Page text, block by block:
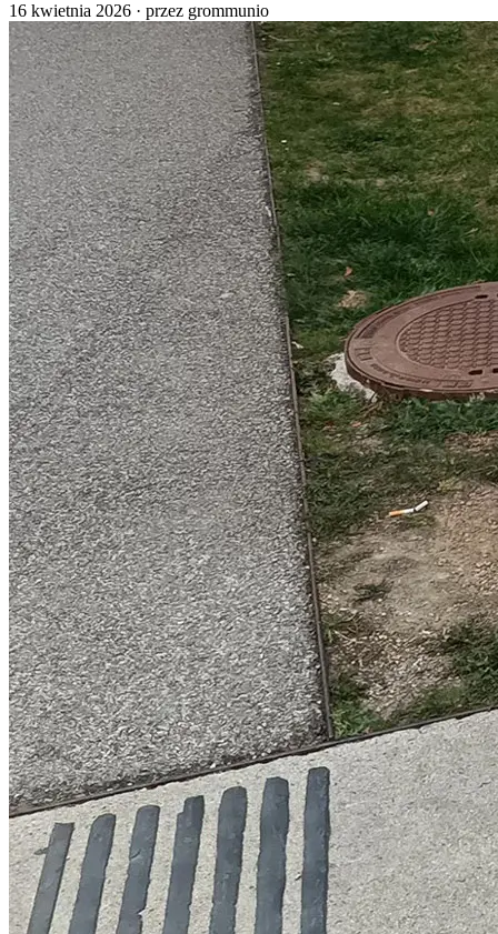
16 kwietnia 2026 · przez grommunio